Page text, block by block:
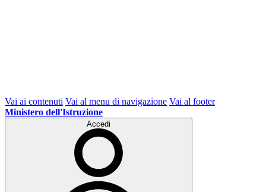
Vai ai contenuti Vai al menu di navigazione Vai al footer
Ministero dell'Istruzione
Accedi